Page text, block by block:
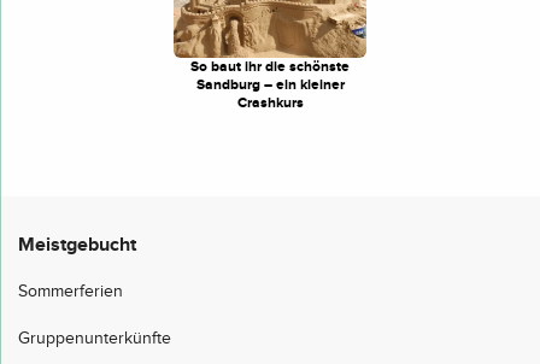
So baut ihr die schönste
Sandburg – ein kleiner
Crashkurs
Meistgebucht
Sommerferien
Gruppenunterkünfte